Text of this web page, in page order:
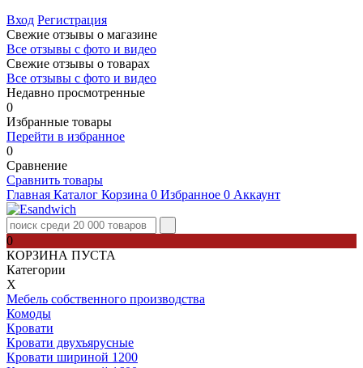
Вход Регистрация
Свежие отзывы о магазине
Все отзывы с фото и видео
Свежие отзывы о товарах
Все отзывы c фото и видео
Недавно просмотренные
0
Избранные товары
Перейти в избранное
0
Сравнение
Сравнить товары
Главная Каталог Корзина 0 Избранное 0 Аккаунт
0
КОРЗИНА ПУСТА
Категории
Х
Мебель собственного производства
Комоды
Кровати
Кровати двухъярусные
Кровати шириной 1200